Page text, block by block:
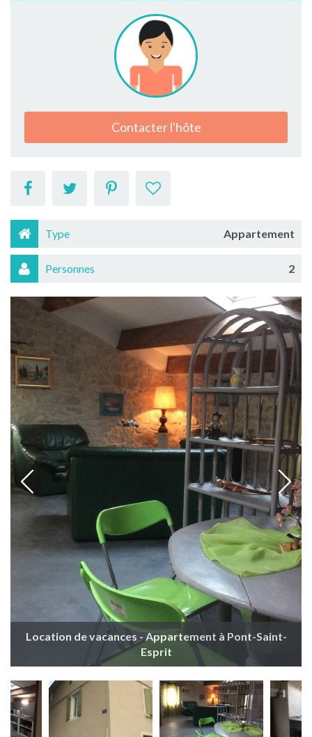
Contacter l'hôte
Type Appartement
Personnes 2
Location de vacances - Appartement à Pont-Saint-
Esprit